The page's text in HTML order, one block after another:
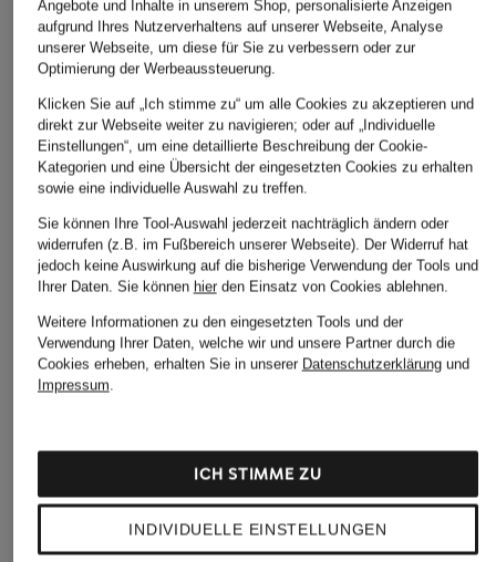
ARKET
GYMSHARK
Nike
Angebote und Inhalte in unserem Shop, personalisierte Anzeigen
aufgrund Ihres Nutzerverhaltens auf unserer Webseite, Analyse
unserer Webseite, um diese für Sie zu verbessern oder zur
Optimierung der Werbeaussteuerung.
Klicken Sie auf „Ich stimme zu“ um alle Cookies zu akzeptieren und
direkt zur Webseite weiter zu navigieren; oder auf „Individuelle
Einstellungen“, um eine detaillierte Beschreibung der Cookie-
Kategorien und eine Übersicht der eingesetzten Cookies zu erhalten
sowie eine individuelle Auswahl zu treffen.
Sie können Ihre Tool-Auswahl jederzeit nachträglich ändern oder
widerrufen (z.B. im Fußbereich unserer Webseite). Der Widerruf hat
jedoch keine Auswirkung auf die bisherige Verwendung der Tools und
Ihrer Daten. Sie können hierden Einsatz von Cookies ablehnen.
Weitere Informationen zu den eingesetzten Tools und der
Verwendung Ihrer Daten, welche wir und unsere Partner durch die
Cookies erheben, erhalten Sie in unserer Datenschutzerklärungund
Impressum.
INDIVIDUELLE EINSTELLUNGEN
ICH STIMME ZU